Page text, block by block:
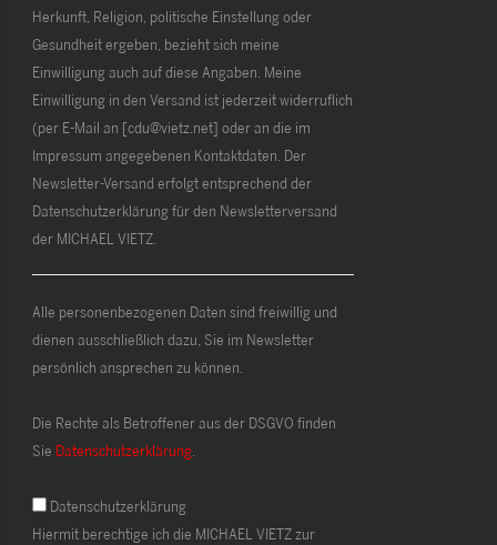
Herkunft, Religion, politische Einstellung oder
Gesundheit ergeben, bezieht sich meine
Einwilligung auch auf diese Angaben. Meine
Einwilligung in den Versand ist jederzeit widerruflich
(per E-Mail an [cdu@vietz.net] oder an die im
Impressum angegebenen Kontaktdaten. Der
Newsletter-Versand erfolgt entsprechend der
Datenschutzerklärung für den Newsletterversand
der MICHAEL VIETZ.
Alle personenbezogenen Daten sind freiwillig und
dienen ausschließlich dazu, Sie im Newsletter
persönlich ansprechen zu können.
Die Rechte als Betroffener aus der DSGVO finden
Sie Datenschutzerklärung.
Datenschutzerklärung
Hiermit berechtige ich die MICHAEL VIETZ zur